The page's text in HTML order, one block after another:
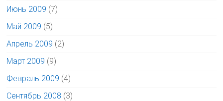
Июнь 2009 (7)
Май 2009 (5)
Апрель 2009 (2)
Март 2009 (9)
Февраль 2009 (4)
Сентябрь 2008 (3)